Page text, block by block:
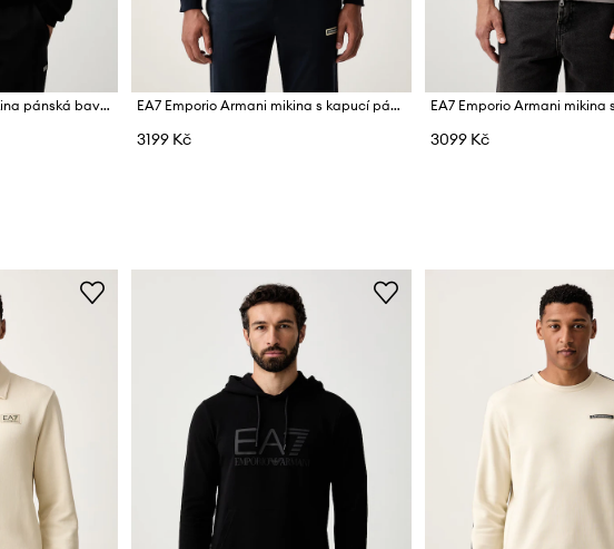
EA7 Emporio Armani mikina pánská bavlněná EA7 Emporio Armani mikina s kapucí pánská s bavlnou
3199 Kč 3099 Kč